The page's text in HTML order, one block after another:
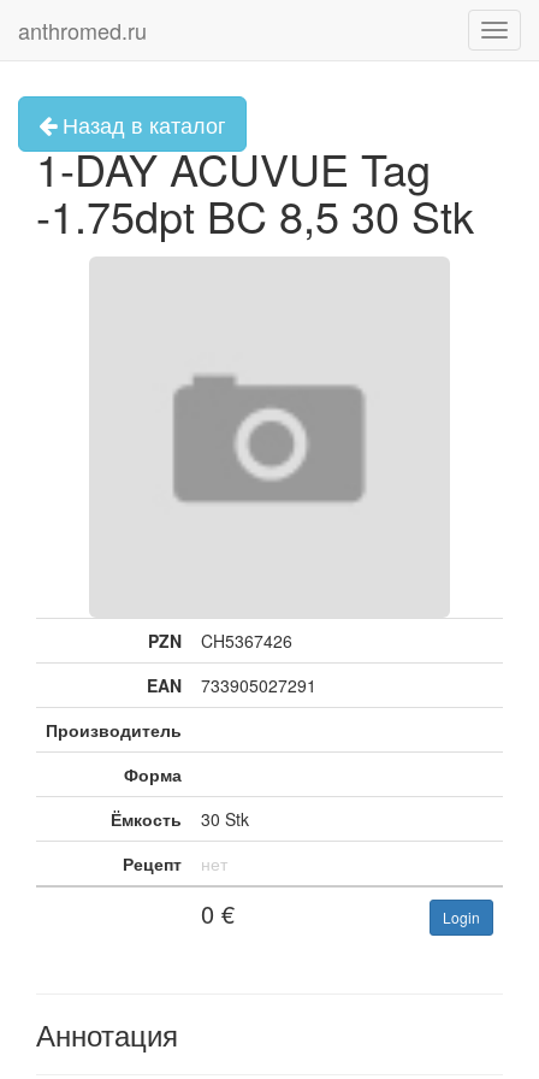
anthromed.ru
Назад в каталог
1-DAY ACUVUE Tag
-1.75dpt BC 8,5 30 Stk
PZN
CH5367426
EAN
733905027291
Производитель
Форма
Ёмкость
30 Stk
Рецепт
нет
0 € Login
Аннотация